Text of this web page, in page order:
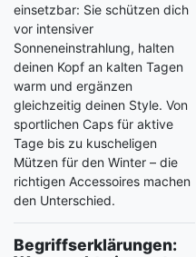
einsetzbar: Sie schützen dich
vor intensiver
Sonneneinstrahlung, halten
deinen Kopf an kalten Tagen
warm und ergänzen
gleichzeitig deinen Style. Von
sportlichen Caps für aktive
Tage bis zu kuscheligen
Mützen für den Winter – die
richtigen Accessoires machen
den Unterschied.
Begriffserklärungen: